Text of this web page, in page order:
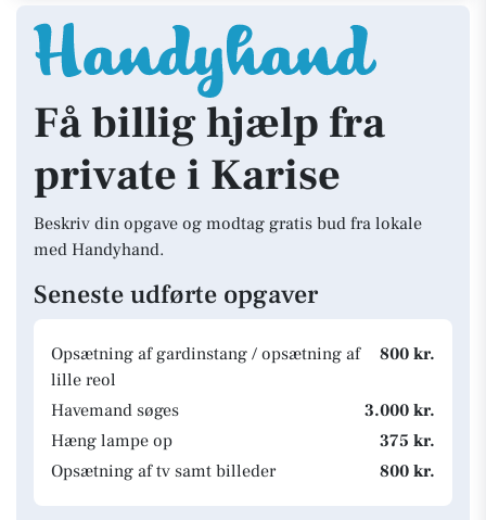
Få billig hjælp fra
private i Karise
Beskriv din opgave og modtag gratis bud fra lokale
med Handyhand.
Seneste udførte opgaver
Opsætning af gardinstang / opsætning af
lille reol
800 kr.
Havemand søges
3.000 kr.
Hæng lampe op
375 kr.
Opsætning af tv samt billeder
800 kr.